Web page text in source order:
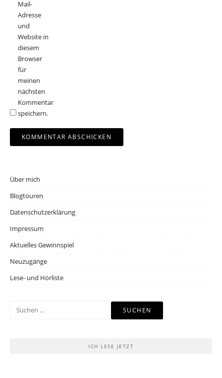
Mail-
Adresse
und
Website in
diesem
Browser
für
meinen
nächsten
Kommentar
speichern.
Über mich
Blogtouren
Datenschutzerklärung
Impressum
Aktuelles Gewinnspiel
Neuzugänge
Lese- und Hörliste
Suchen
ICH LESE JETZT